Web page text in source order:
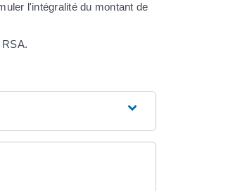
l'intégralité du montant de